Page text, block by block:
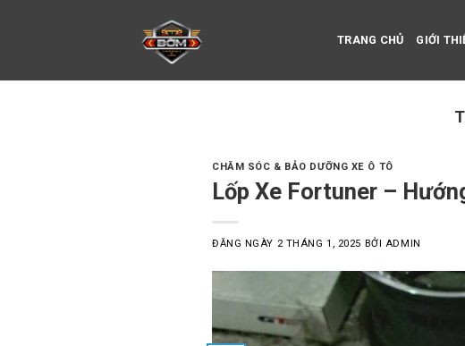
TRANG CHỦ GIỚI
CHĂM SÓC & BẢO DƯỠNG XE Ô TÔ
Lốp Xe Fortuner –
ĐĂNG NGÀY 2 THÁNG 1, 2025 BỞI ADMIN